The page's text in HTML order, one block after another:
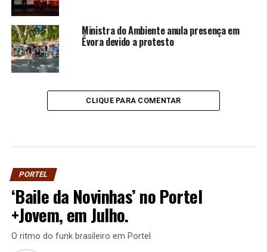
Ministra do Ambiente anula presença em
Évora devido a protesto
CLIQUE PARA COMENTAR
PORTEL
‘Baile da Novinhas’ no Portel
+Jovem, em Julho.
O ritmo do funk brasileiro em Portel